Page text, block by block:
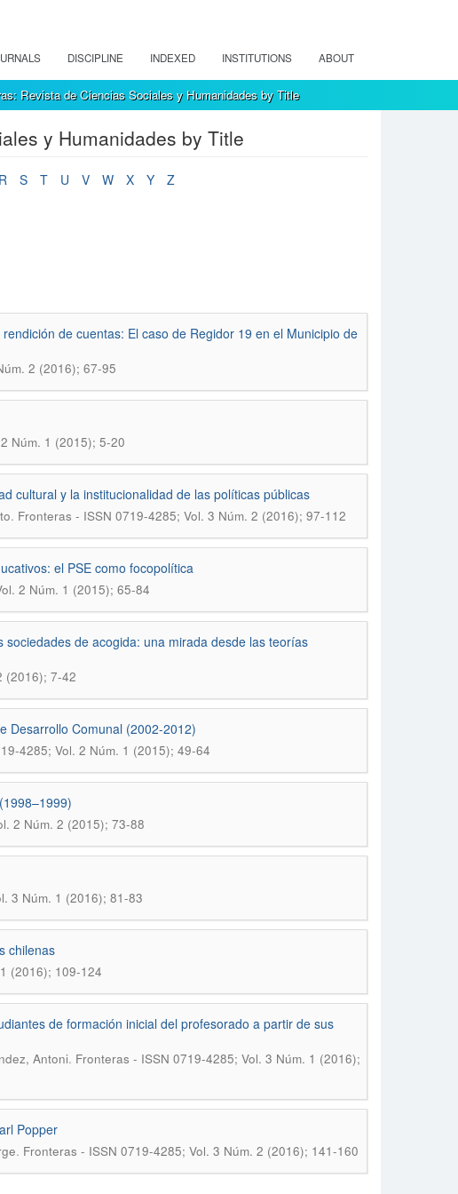
DISCIPLINE INDEXED INSTITUTIONS ABOUT
Revista de Ciencias Sociales y Humanidades by Title
y Humanidades by Title
R S T U V W X Y Z
de cuentas: El caso de Regidor 19 en el Municipio de
2 (2016); 67-95
Núm. 1 (2015); 5-20
cultural y la institucionalidad de las políticas públicas
. Fronteras - ISSN 0719-4285; Vol. 3 Núm. 2 (2016); 97-112
el PSE como focopolítica
2 Núm. 1 (2015); 65-84
de acogida: una mirada desde las teorías
(2016); 7-42
Desarrollo Comunal (2002-2012)
4285; Vol. 2 Núm. 1 (2015); 49-64
2 Núm. 2 (2015); 73-88
3 Núm. 1 (2016); 81-83
chilenas
(2016); 109-124
de formación inicial del profesorado a partir de sus
Antoni. Fronteras - ISSN 0719-4285; Vol. 3 Núm. 1 (2016);
Popper
. Fronteras - ISSN 0719-4285; Vol. 3 Núm. 2 (2016); 141-160